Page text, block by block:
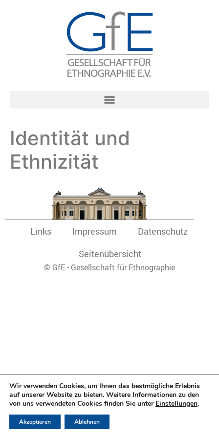
Identität und
Ethnizität
Links Impressum
Datenschutz
Seitenübersicht
© GfE - Gesellschaft für Ethnographie
Wir verwenden Cookies, um Ihnen das bestmögliche Erlebnis
auf unserer Website zu bieten. Weitere Informationen zu den
von uns verwendeten Cookies finden Sie unter Einstellungen.
Akzeptieren Ablehnen